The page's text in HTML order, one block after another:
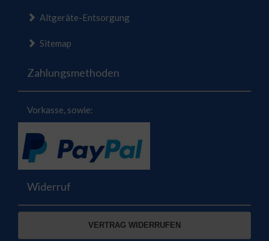
Altgeräte-Entsorgung
Sitemap
Zahlungsmethoden
Vorkasse, sowie:
Widerruf
VERTRAG WIDERRUFEN